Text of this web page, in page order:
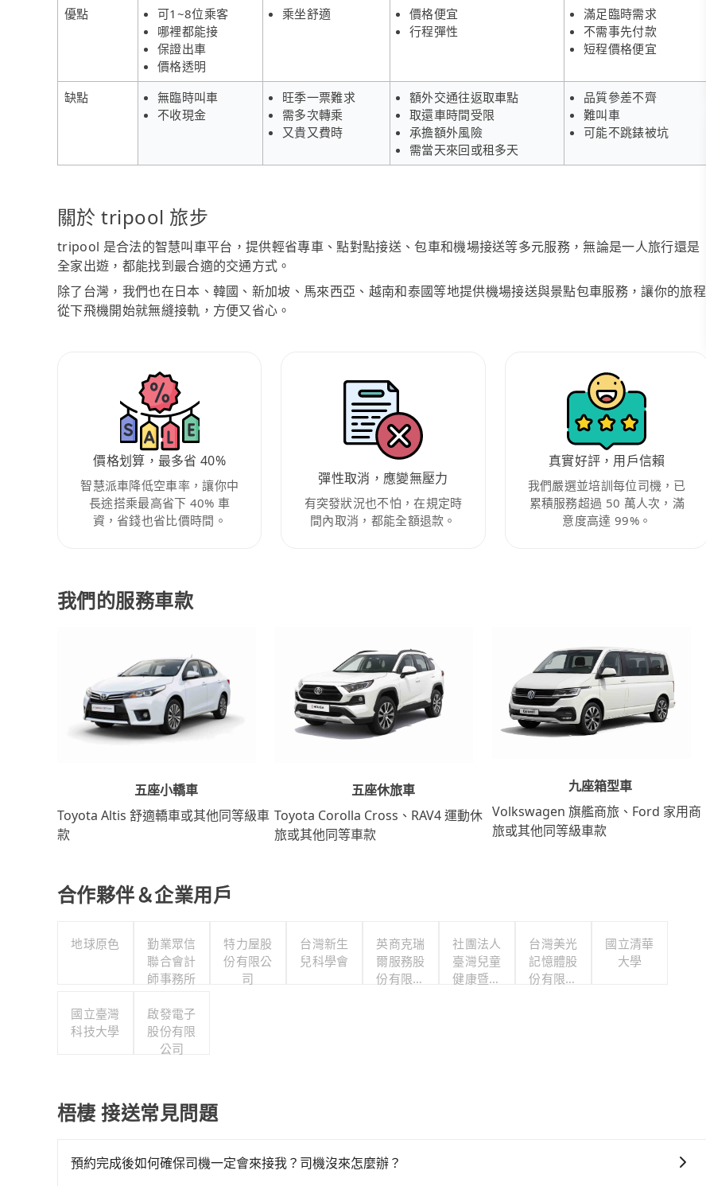
優點
可1~8位乘客
哪裡都能接
保證出車
價格透明
乘坐舒適
價格便宜
行程彈性
滿足臨時需求
不需事先付款
短程價格便宜
缺點
無臨時叫車
不收現金
旺季一票難求
需多次轉乘
又貴又費時
額外交通往返取車點
取還車時間受限
承擔額外風險
需當天來回或租多天
品質參差不齊
難叫車
可能不跳錶被坑
關於 tripool 旅步
tripool 是合法的智慧叫車平台，提供輕省專車、點對點接送、包車和機場接送等多元服務，無論是一人旅行還是
全家出遊，都能找到最合適的交通方式。
除了台灣，我們也在日本、韓國、新加坡、馬來西亞、越南和泰國等地提供機場接送與景點包車服務，讓你的旅程
從下飛機開始就無縫接軌，方便又省心。
價格划算，最多省 40%
智慧派車降低空車率，讓你中
長途搭乘最高省下 40% 車
資，省錢也省比價時間。
彈性取消，應變無壓力
有突發狀況也不怕，在規定時
間內取消，都能全額退款。
真實好評，用戶信賴
我們嚴選並培訓每位司機，已
累積服務超過 50 萬人次，滿
意度高達 99%。
我們的服務車款
五座小轎車
Toyota Altis 舒適轎車或其他同等級車
款
五座休旅車
Toyota Corolla Cross、RAV4 運動休
旅或其他同等車款
九座箱型車
Volkswagen 旗艦商旅、Ford 家用商
旅或其他同等級車款
合作夥伴＆企業用戶
地球原色
勤業眾信
聯合會計
師事務所
特力屋股
份有限公
司
台灣新生
兒科學會
英商克瑞
爾服務股
份有限公
社團法人
臺灣兒童
健康暨身
台灣美光
記憶體股
份有限公
國立清華
大學
國立臺灣
科技大學
啟發電子
股份有限
公司
梧棲 接送常見問題
預約完成後如何確保司機一定會來接我？司機沒來怎麼辦？